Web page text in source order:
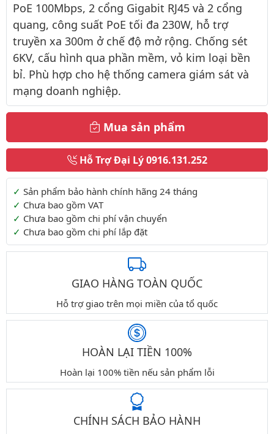
PoE 100Mbps, 2 cổng Gigabit RJ45 và 2 cổng
quang, công suất PoE tối đa 230W, hỗ trợ
truyền xa 300m ở chế độ mở rộng. Chống sét
6KV, cấu hình qua phần mềm, vỏ kim loại bền
bỉ. Phù hợp cho hệ thống camera giám sát và
mạng doanh nghiệp.
Mua sản phẩm
Hỗ Trợ Đại Lý0916.131.252
Thông tin thêm
Sản phẩm bảo hành chính hãng 24 tháng
Chưa bao gồm VAT
Chưa bao gồm chi phí vận chuyển
Chưa bao gồm chi phí lắp đặt
GIAO HÀNG TOÀN QUỐC
Hỗ trợ giao trên mọi miền của tổ quốc
HOÀN LẠI TIỀN 100%
Hoàn lại 100% tiền nếu sản phẩm lỗi
CHÍNH SÁCH BẢO HÀNH